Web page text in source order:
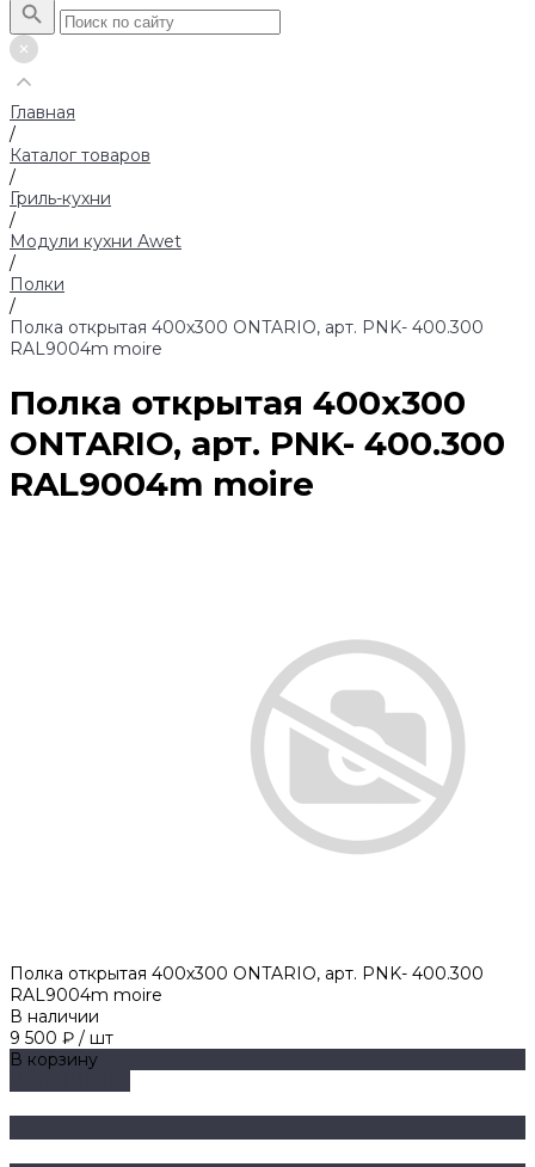
Главная
/
Каталог товаров
/
Гриль-кухни
/
Модули кухни Аwet
/
Полки
/
Полка открытая 400х300 ONTARIO, арт. PNK- 400.300
RAL9004m moire
Полка открытая 400х300
ONTARIO, арт. PNK- 400.300
RAL9004m moire
Полка открытая 400х300 ONTARIO, арт. PNK- 400.300
RAL9004m moire
В наличии
9 500 ₽ / шт
В корзину